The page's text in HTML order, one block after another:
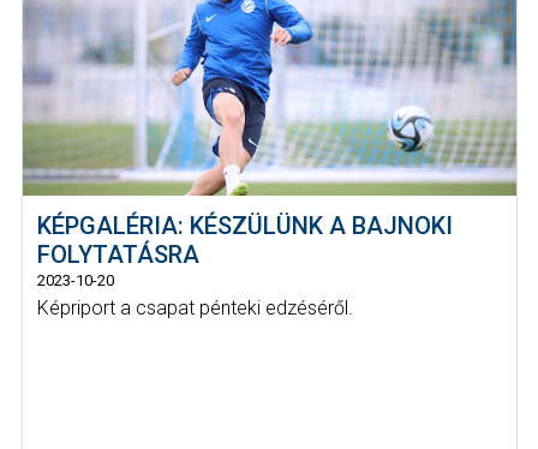
KÉPGALÉRIA: KÉSZÜLÜNK A BAJNOKI
FOLYTATÁSRA
2023-10-20
Képriport a csapat pénteki edzéséről.